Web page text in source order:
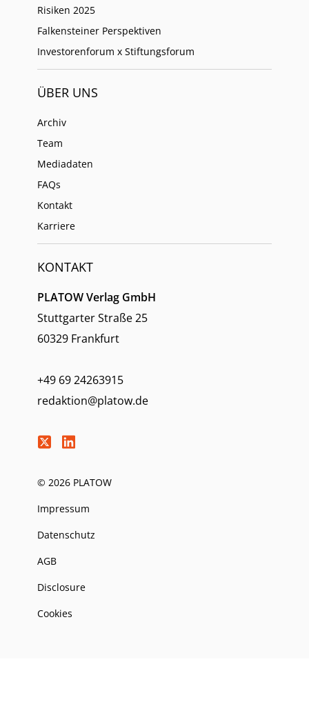
Risiken 2025
Falkensteiner Perspektiven
Investorenforum x Stiftungsforum
ÜBER UNS
Archiv
Team
Mediadaten
FAQs
Kontakt
Karriere
KONTAKT
PLATOW Verlag GmbH
Stuttgarter Straße 25
60329 Frankfurt
+49 69 24263915
redaktion@platow.de
© 2026 PLATOW
Impressum
Datenschutz
AGB
Disclosure
Cookies